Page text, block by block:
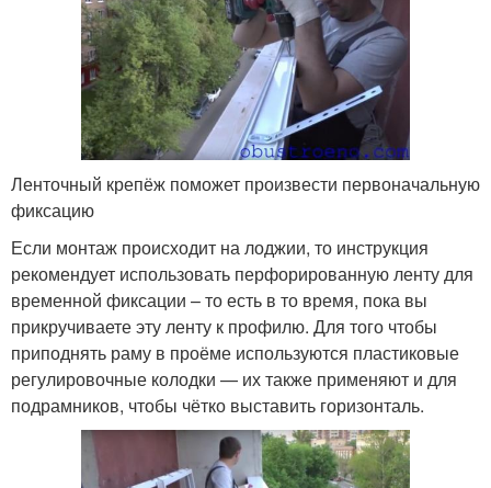
Ленточный крепёж поможет произвести первоначальную
фиксацию
Если монтаж происходит на лоджии, то инструкция
рекомендует использовать перфорированную ленту для
временной фиксации – то есть в то время, пока вы
прикручиваете эту ленту к профилю. Для того чтобы
приподнять раму в проёме используются пластиковые
регулировочные колодки — их также применяют и для
подрамников, чтобы чётко выставить горизонталь.